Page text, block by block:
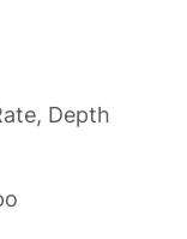
Depth